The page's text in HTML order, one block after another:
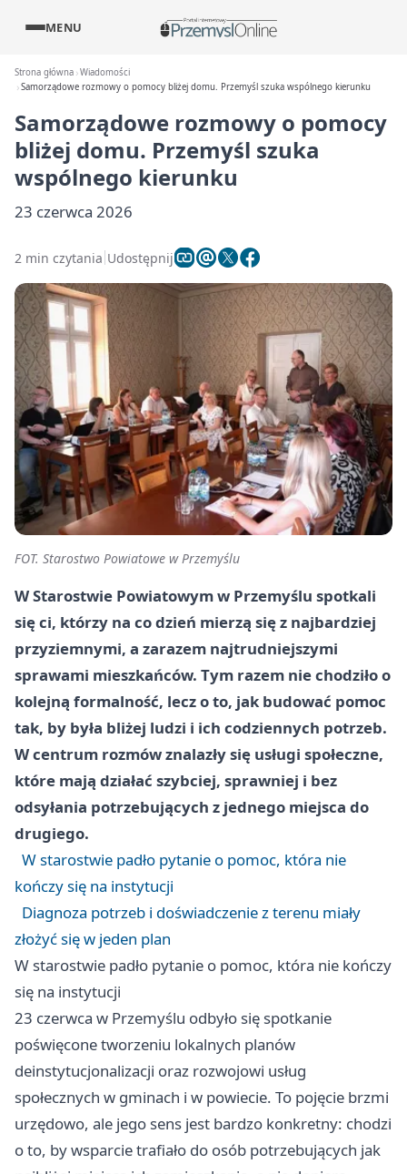
MENU
Strona główna Wiadomości
Samorządowe rozmowy o pomocy bliżej domu. Przemyśl szuka wspólnego kierunku
Samorządowe rozmowy o pomocy
bliżej domu. Przemyśl szuka
wspólnego kierunku
23 czerwca 2026
2 min czytania Udostępnij
FOT. Starostwo Powiatowe w Przemyślu
W Starostwie Powiatowym w Przemyślu spotkali
się ci, którzy na co dzień mierzą się z najbardziej
przyziemnymi, a zarazem najtrudniejszymi
sprawami mieszkańców. Tym razem nie chodziło o
kolejną formalność, lecz o to, jak budować pomoc
tak, by była bliżej ludzi i ich codziennych potrzeb.
W centrum rozmów znalazły się usługi społeczne,
które mają działać szybciej, sprawniej i bez
odsyłania potrzebujących z jednego miejsca do
drugiego.
W starostwie padło pytanie o pomoc, która nie
kończy się na instytucji
Diagnoza potrzeb i doświadczenie z terenu miały
złożyć się w jeden plan
W starostwie padło pytanie o pomoc, która nie kończy
się na instytucji
23 czerwca w Przemyślu odbyło się spotkanie
poświęcone tworzeniu lokalnych planów
deinstytucjonalizacji oraz rozwojowi usług
społecznych w gminach i w powiecie. To pojęcie brzmi
urzędowo, ale jego sens jest bardzo konkretny: chodzi
o to, by wsparcie trafiało do osób potrzebujących jak